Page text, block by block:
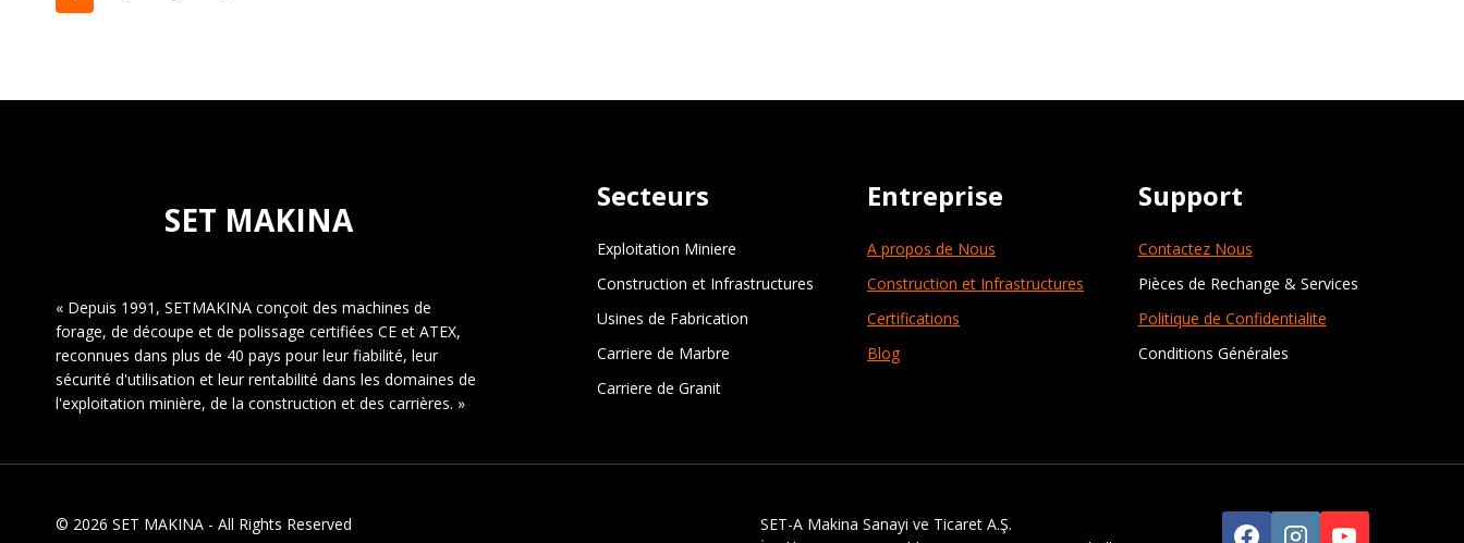
SET MAKINA
« Depuis 1991, SETMAKINA conçoit des machines de
forage, de découpe et de polissage certifiées CE et ATEX,
reconnues dans plus de 40 pays pour leur fiabilité, leur
sécurité d'utilisation et leur rentabilité dans les domaines de
l'exploitation minière, de la construction et des carrières. »
Secteurs
Exploitation Miniere
Construction et Infrastructures
Usines de Fabrication
Carriere de Marbre
Carriere de Granit
Entreprise
A propos de Nous
Construction et Infrastructures
Certifications
Blog
Support
Contactez Nous
Pièces de Rechange & Services
Politique de Confidentialite
Conditions Générales
© 2026 SET MAKINA - All Rights Reserved
SET-A Makina Sanayi ve Ticaret A.Ş.